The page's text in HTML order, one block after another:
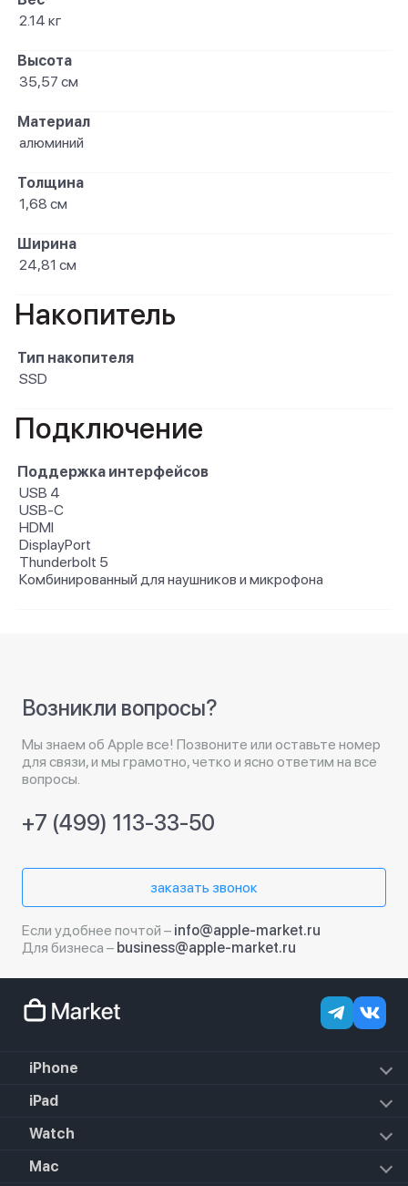
2.14 кг
Высота
35,57 см
Материал
алюминий
Толщина
1,68 см
Ширина
24,81 см
Накопитель
Тип накопителя
SSD
Подключение
Поддержка интерфейсов
USB 4
USB-C
HDMI
DisplayPort
Thunderbolt 5
Комбинированный для наушников и микрофона
Возникли вопросы?
Мы знаем об Apple все! Позвоните или оставьте номер
для связи, и мы грамотно, четко и ясно ответим на все
вопросы.
+7 (499) 113-33-50
заказать звонок
Если удобнее почтой – info@apple-market.ru
Для бизнеса – business@apple-market.ru
iPhone
iPhone 18 Pro Max
iPhone 18
iPhone 17 Pro Max
iPad
iPad Air (2022)
iPad 10.2 (2021)
Watch
Apple Watch Hermes Series 11
Mac